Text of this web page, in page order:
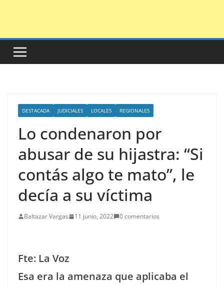
DESTACADA JUDICIALES LOCALES REGIONALES
Lo condenaron por
abusar de su hijastra: “Si
contás algo te mato”, le
decía a su víctima
Baltazar Vargas 11 junio, 2022 0 comentarios
Fte: La Voz
Esa era la amenaza que aplicaba el